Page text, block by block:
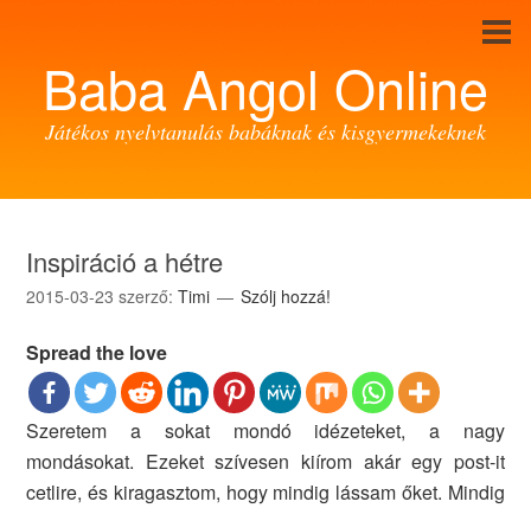
Baba Angol Online
Játékos nyelvtanulás babáknak és kisgyermekeknek
Inspiráció a hétre
2015-03-23 szerző:Timi Szólj hozzá!
Spread the love
Szeretem a sokat mondó idézeteket, a nagy
mondásokat. Ezeket szívesen kiírom akár egy post-it
cetlire, és kiragasztom, hogy mindig lássam őket. Mindig